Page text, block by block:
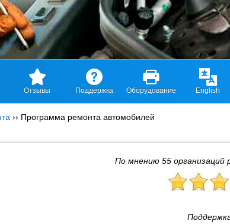
Отзывы Поддержка Оборудование English
›› Программа ремонта автомобилей
По мнению 55 организаций